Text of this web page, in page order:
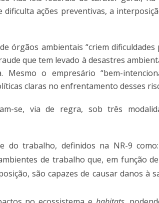
ações preventivas, a
órgãos ambientais “criem dificuldades
que tem levado à desastres
o empresário “bem-
claras no enfrentamento desses
se, via de regra, sob três
do trabalho, definidos na NR-9
de trabalho que, em função
são capazes de causar danos à